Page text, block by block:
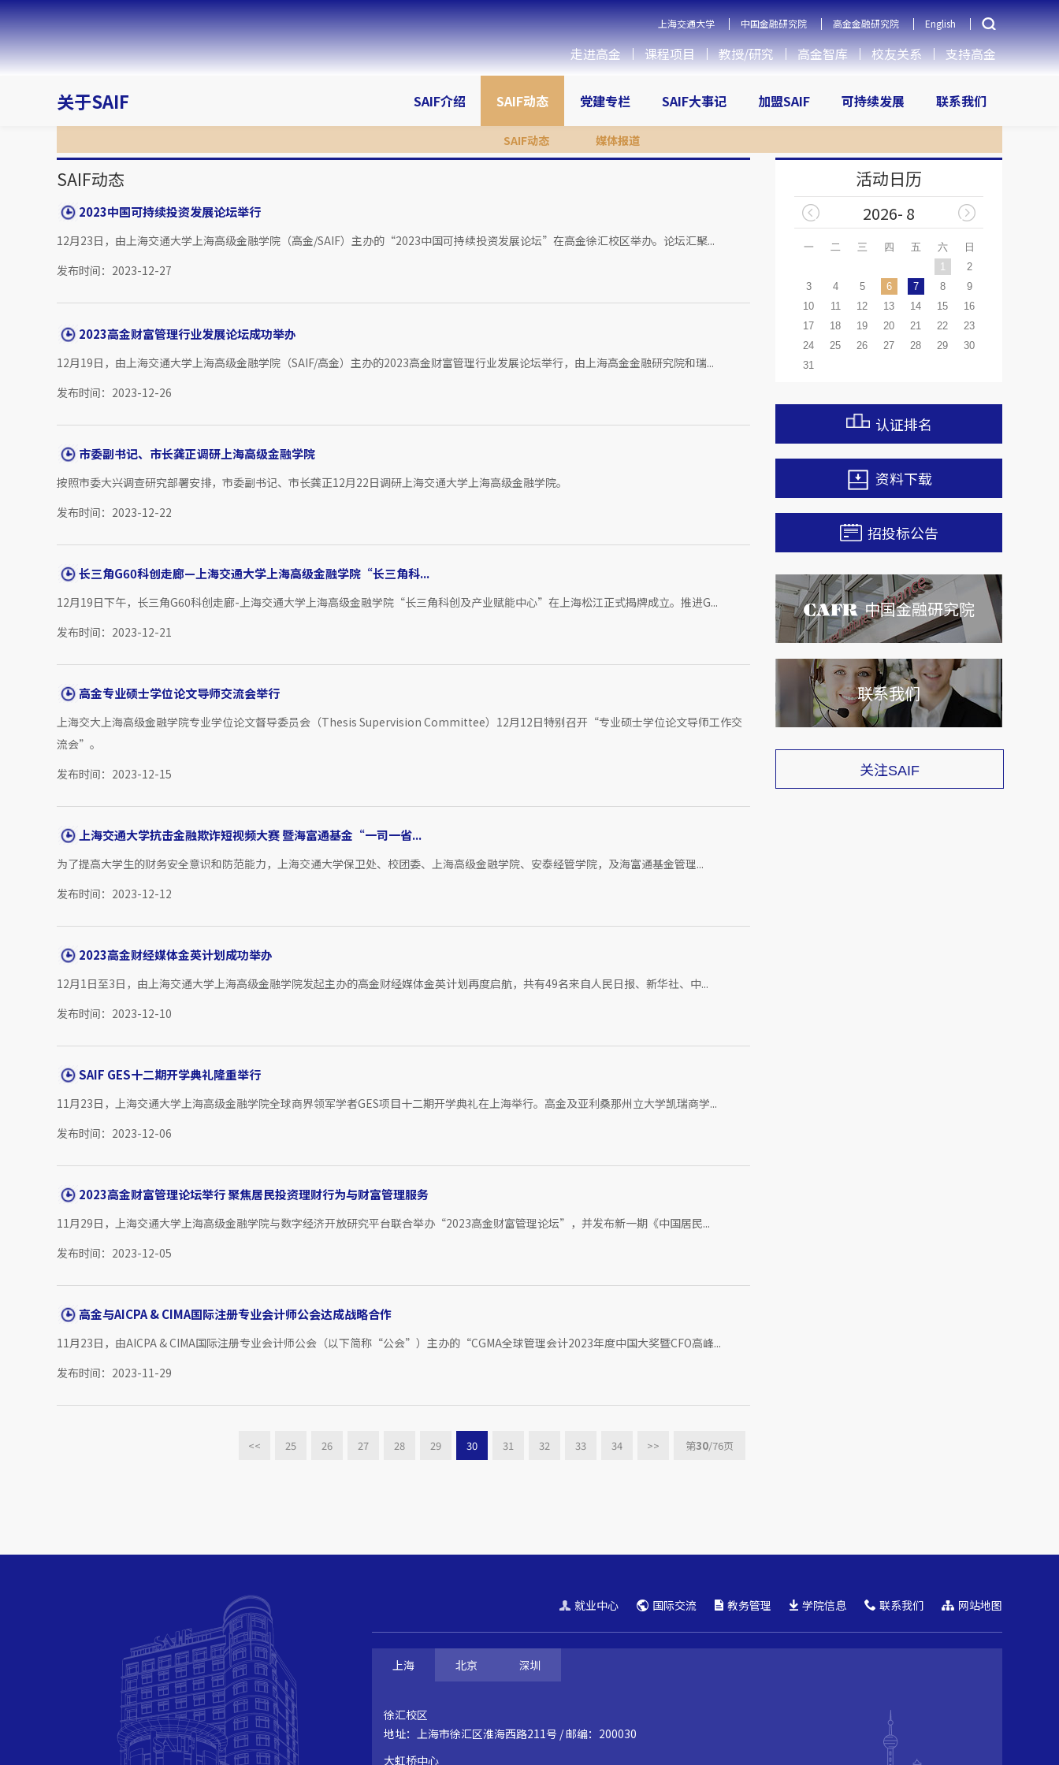
上海交通大学 中国金融研究院 高金金融研究院 English
走进高金 课程项目 教授/研究 高金智库 校友关系 支持高金
关于SAIF SAIF介绍 SAIF动态
SAIF动态 媒体报道
党建专栏 SAIF大事记 加盟SAIF 可持续发展 联系我们
SAIF动态
2023中国可持续投资发展论坛举行
12月23日，由上海交通大学上海高级金融学院（高金/SAIF）主办的“2023中国可持续投资发展论坛”在高金徐汇校区举办。论坛汇聚...
发布时间：2023-12-27
2023高金财富管理行业发展论坛成功举办
12月19日，由上海交通大学上海高级金融学院（SAIF/高金）主办的2023高金财富管理行业发展论坛举行，由上海高金金融研究院和瑞...
发布时间：2023-12-26
市委副书记、市长龚正调研上海高级金融学院
按照市委大兴调查研究部署安排，市委副书记、市长龚正12月22日调研上海交通大学上海高级金融学院。
发布时间：2023-12-22
长三角G60科创走廊—上海交通大学上海高级金融学院“长三角科...
12月19日下午，长三角G60科创走廊-上海交通大学上海高级金融学院“长三角科创及产业赋能中心”在上海松江正式揭牌成立。推进G...
发布时间：2023-12-21
高金专业硕士学位论文导师交流会举行
上海交大上海高级金融学院专业学位论文督导委员会（Thesis Supervision Committee）12月12日特别召开“专业硕士学位论文导师工作交
流会”。
发布时间：2023-12-15
上海交通大学抗击金融欺诈短视频大赛 暨海富通基金“一司一省...
为了提高大学生的财务安全意识和防范能力，上海交通大学保卫处、校团委、上海高级金融学院、安泰经管学院，及海富通基金管理...
发布时间：2023-12-12
2023高金财经媒体金英计划成功举办
12月1日至3日，由上海交通大学上海高级金融学院发起主办的高金财经媒体金英计划再度启航，共有49名来自人民日报、新华社、中...
发布时间：2023-12-10
SAIF GES十二期开学典礼隆重举行
11月23日，上海交通大学上海高级金融学院全球商界领军学者GES项目十二期开学典礼在上海举行。高金及亚利桑那州立大学凯瑞商学...
发布时间：2023-12-06
2023高金财富管理论坛举行 聚焦居民投资理财行为与财富管理服务
11月29日，上海交通大学上海高级金融学院与数字经济开放研究平台联合举办“2023高金财富管理论坛”，并发布新一期《中国居民...
发布时间：2023-12-05
高金与AICPA & CIMA国际注册专业会计师公会达成战略合作
11月23日，由AICPA & CIMA国际注册专业会计师公会（以下简称“公会”）主办的“CGMA全球管理会计2023年度中国大奖暨CFO高峰...
发布时间：2023-11-29
<< 25 26 27 28 29 30 31 32 33 34 >> 第30/76页
活动日历
2026- 8
一 二 三 四 五 六
日
1
2
3
4 5 6 7 8
9
10
11 12 13 14 15
16
17
18 19 20 21 22
23
24
25 26 27 28 29
30
31
认证排名
资料下载
招投标公告
中国金融研究院
联系我们
关注SAIF
就业中心 国际交流 教务管理 学院信息 联系我们 网站地图
上海 北京 深圳
徐汇校区
地址：上海市徐汇区淮海西路211号 / 邮编：200030
大虹桥中心